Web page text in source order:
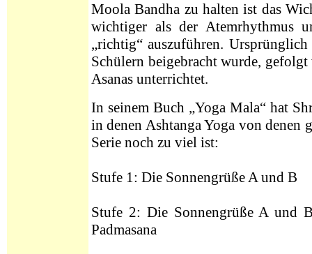
Moola Bandha zu halten ist das
wichtiger als der Atemrhythmus
„richtig“ auszuführen.
Schülern beigebracht wurde,
Asanas unterrichtet.
In seinem Buch „Yoga Mala“ hat
in denen Ashtanga Yoga von denen
Serie noch zu viel ist:
Stufe 1: Die Sonnengrüße A und B
Stufe 2: Die Sonnengrüße A und
Padmasana